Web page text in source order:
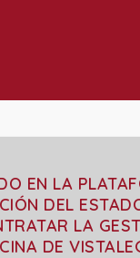
EN LA
DEL
LA
DE